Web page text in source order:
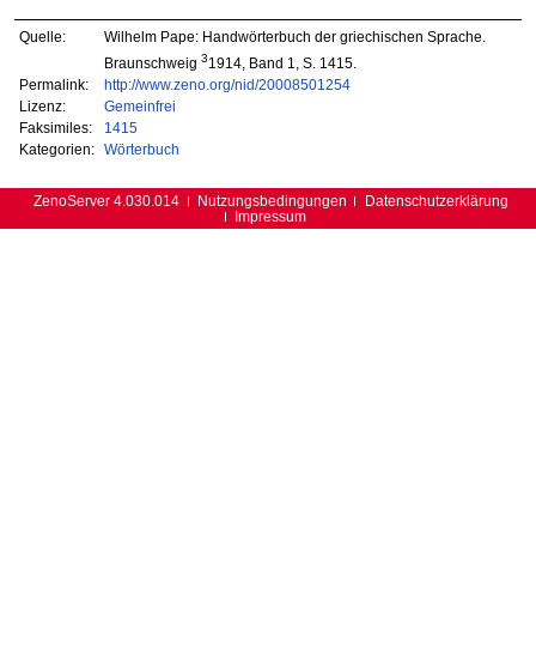
Quelle:
Wilhelm Pape: Handwörterbuch der griechischen Sprache.
Braunschweig 31914, Band 1, S. 1415.
Permalink:
http://www.zeno.org/nid/20008501254
Lizenz:
Gemeinfrei
Faksimiles:
1415
Kategorien:
Wörterbuch
ZenoServer 4.030.014 Nutzungsbedingungen
Datenschutzerklärung
Impressum